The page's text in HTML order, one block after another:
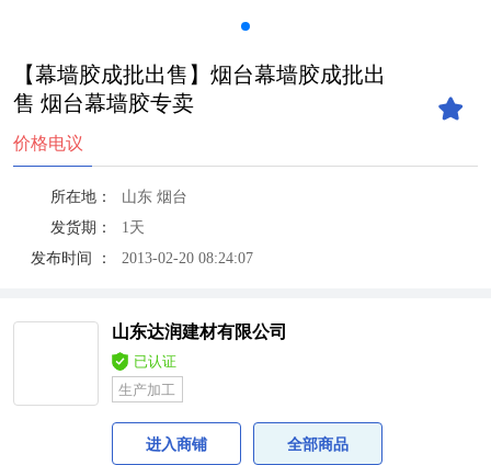
【幕墙胶成批出售】烟台幕墙胶成批出
售 烟台幕墙胶专卖
价格电议
所在地：
山东 烟台
发货期：
1天
发布时间 ：
2013-02-20 08:24:07
山东达润建材有限公司
已认证
生产加工
进入商铺 全部商品